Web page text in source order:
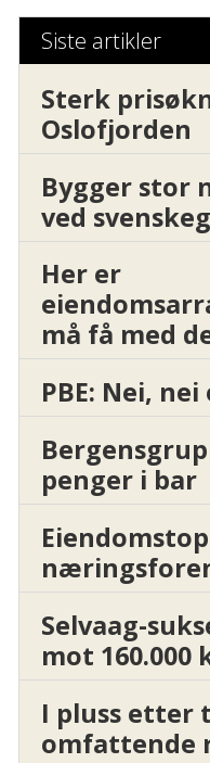
Siste artikler
Sterk
Oslofjorden
Bygger stor
ved
Her er
må få med
PBE: Nei,
penger i bar
Selvaag-
mot
I pluss etter
omfattende